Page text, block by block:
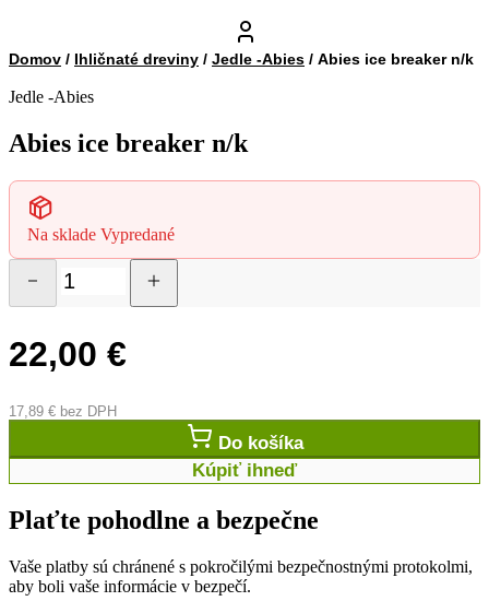
Domov / Ihličnaté dreviny / Jedle -Abies / Abies ice breaker n/k
Jedle -Abies
Abies ice breaker n/k
Na sklade Vypredané
22,00 €
17,89 € bez DPH
Do košíka
Kúpiť ihneď
Plaťte pohodlne a bezpečne
Vaše platby sú chránené s pokročilými bezpečnostnými protokolmi,
aby boli vaše informácie v bezpečí.